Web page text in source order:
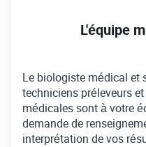
L'équipe
Le biologiste médical et
techniciens préleveurs
médicales sont à votre
demande de
interprétation de vos